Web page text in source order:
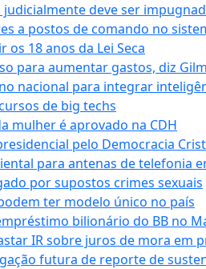
deve ser
a postos de comando no
18 anos da Lei Seca
para aumentar gastos, diz
nacional para integrar
de big techs
mulher é aprovado na CDH
pelo Democracia
para antenas de telefonia
por supostos crimes sexuais
ter modelo único no país
bilionário do BB no
IR sobre juros de mora em
futura de reporte de